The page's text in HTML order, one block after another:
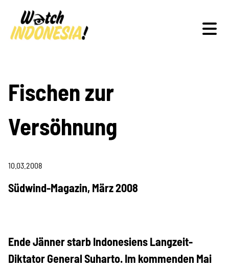
Schwerpunkte
Veranstaltungen
Publikationen
Projekte
Fischen zur
Versöhnung
10.03.2008
Südwind-Magazin, März 2008
Ende Jänner starb Indonesiens Langzeit-
Diktator General Suharto. Im kommenden Mai